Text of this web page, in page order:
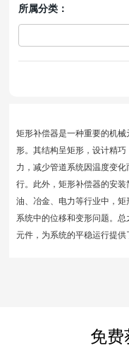
矩形补偿器是一种重要的机
形。其结构呈矩形，设计精
力，减少管道系统因温度变
行。此外，矩形补偿器的安
油、冶金、电力等行业中，
系统中的位移和变形问题。
元件，为系统的平稳运行提供
所属分类：
免费